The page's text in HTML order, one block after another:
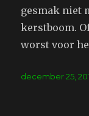
gesmak niet
kerstboom.
worst voor
Geplaatst
december 25,